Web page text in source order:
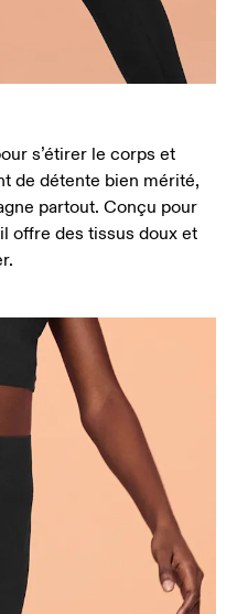
s’étirer le corps et
de détente bien mérité,
partout. Conçu pour
offre des tissus doux et